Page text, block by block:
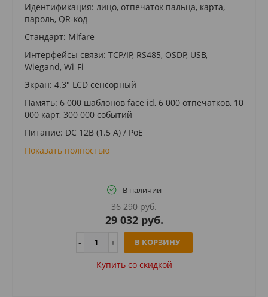
Идентификация: лицо, отпечаток пальца, карта,
пароль, QR-код
Стандарт: Mifare
Интерфейсы связи: TCP/IP, RS485, OSDP, USB,
Wiegand, Wi-Fi
Экран: 4.3" LCD сенсорный
Память: 6 000 шаблонов face id, 6 000 отпечатков, 10
000 карт, 300 000 событий
Питание: DC 12В (1.5 A) / PoE
Показать полностью
В наличии
36 290 руб.
29 032 руб.
В КОРЗИНУ
Купить cо скидкой